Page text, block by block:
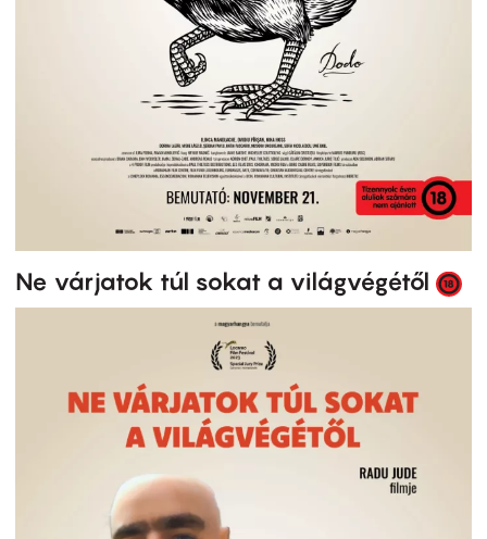
Ne várjatok túl sokat a világvégétől